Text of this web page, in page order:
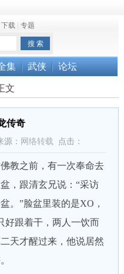
下载| 专题
集 武侠 论坛
文
传奇
： 网络转载 点击：
之前，有一次奉命去
，跟清玄兄说：“采访
。”脸盆里装的是XO，
好跟着干，两人一饮而
天才醒过来，他说居然